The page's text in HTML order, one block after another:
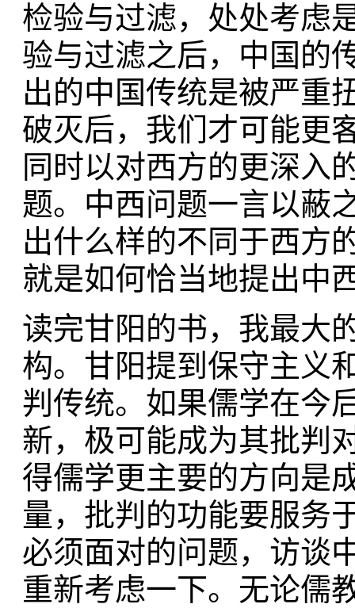
检验与过滤，处处考虑
验与过滤之后，中国的
出的中国传统是被严重
破灭后，我们才可能更
同时以对西方的更深入
题。中西问题一言以蔽
出什么样的不同于西方
就是如何恰当地提出中
读完甘阳的书，我最大
构。甘阳提到保守主义
判传统。如果儒学在今
新，极可能成为其批判
得儒学更主要的方向是
量，批判的功能要服务
必须面对的问题，访谈
重新考虑一下。无论儒